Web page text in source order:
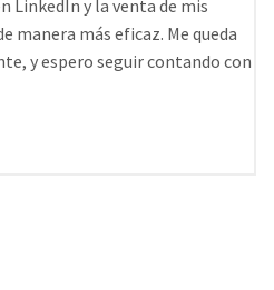
LinkedIn y la venta de mis
manera más eficaz. Me queda
y espero seguir contando con